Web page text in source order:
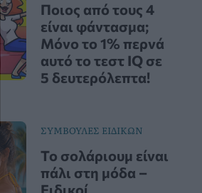
Ποιος από τους 4
είναι φάντασμα;
Μόνο το 1% περνά
αυτό το τεστ IQ σε
5 δευτερόλεπτα!
ΣΥΜΒΟΥΛΕΣ ΕΙΔΙΚΩΝ
Το σολάριουμ είναι
πάλι στη μόδα –